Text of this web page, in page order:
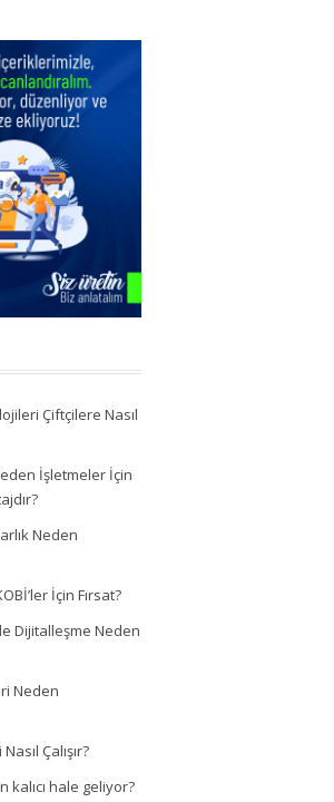
Çiftçilere Nasıl
İşletmeler İçin
Neden
İçin Fırsat?
Dijitalleşme Neden
Neden
Çalışır?
kalıcı hale geliyor?